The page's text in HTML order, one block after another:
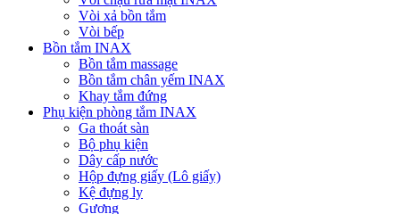
Vòi xả bồn tắm
Vòi bếp
Bồn tắm INAX
Bồn tắm massage
Bồn tắm chân yếm INAX
Khay tắm đứng
Phụ kiện phòng tắm INAX
Ga thoát sàn
Bộ phụ kiện
Dây cấp nước
Hộp đựng giấy (Lô giấy)
Kệ đựng ly
Gương